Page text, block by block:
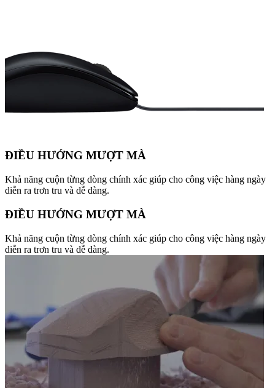
ĐIỀU HƯỚNG MƯỢT MÀ
Khả năng cuộn từng dòng chính xác giúp cho công việc hàng ngày
diễn ra trơn tru và dễ dàng.
ĐIỀU HƯỚNG MƯỢT MÀ
Khả năng cuộn từng dòng chính xác giúp cho công việc hàng ngày
diễn ra trơn tru và dễ dàng.